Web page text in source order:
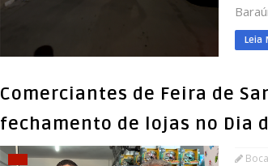
Leia
Comerciantes de Feira de
fechamento de lojas no Dia